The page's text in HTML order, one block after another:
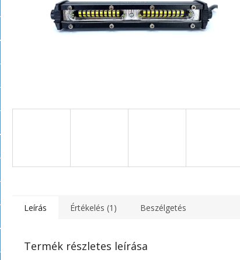
Leírás Értékelés (1) Beszélgetés
Termék részletes leírása